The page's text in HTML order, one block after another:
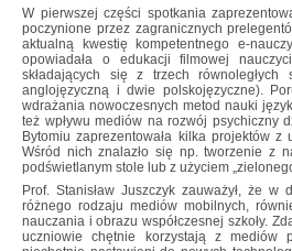
W pierwszej części spotkania
poczynione przez zagranicznych
aktualną kwestię kompetentnego e-
opowiadała o edukacji filmowej
składających się z trzech
anglojęzyczną i dwie polskojęzyczne).
wdrażania nowoczesnych metod nauki
też wpływu mediów na rozwój psychiczny
Bytomiu zaprezentowała kilka projektów
Wśród nich znalazło się np. tworzenie z
podświetlanym stole lub z użyciem
Prof. Stanisław Juszczyk zauważył, że
różnego rodzaju mediów mobilnych,
nauczania i obrazu współczesnej szkoły.
uczniowie chętnie korzystają z mediów